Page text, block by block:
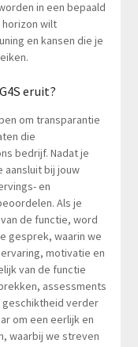
in een bepaald
wilt
en kansen die je
eruit?
om transparantie
die
bedrijf. Nadat je
bij jouw
en
Als je
de functie, word
gesprek, waarin we
motivatie en
van de functie
assessments
verder
om een eerlijk en
waarbij we streven